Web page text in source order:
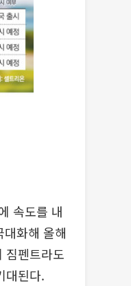
속도를 내
화해 올해
짐펜트라도
대된다.